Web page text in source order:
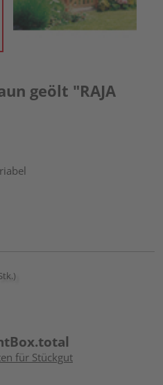
geölt "RAJA
für Stückgut